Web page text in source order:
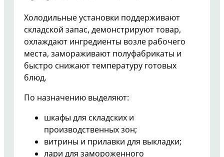
Холодильные установки поддерживают
складской запас, демонстрируют товар,
охлаждают ингредиенты возле рабочего
места, замораживают полуфабрикаты и
быстро снижают температуру готовых
блюд.
По назначению выделяют:
шкафы для складских и
производственных зон;
витрины и прилавки для выкладки;
лари для замороженного